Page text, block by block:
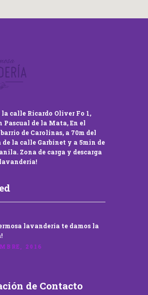
la calle Ricardo Oliver Fo 1,
Pascual de la Mata, En el
de Carolinas, a 70m del
de la calle Garbinet y a 5min de
Zona de carga y descarga
lavandería te damos la
2016
de Contacto